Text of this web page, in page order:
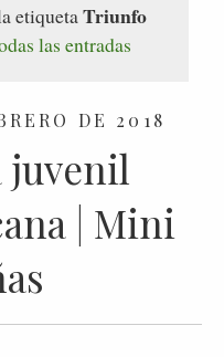
etiquetaTriunfo
las entradas
DE 2018
| Mini